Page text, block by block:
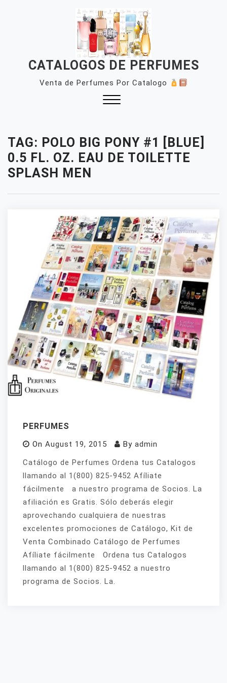
CATALOGOS DE PERFUMES
Venta de Perfumes Por Catalogo
TAG: POLO BIG PONY #1 [BLUE]
0.5 FL. OZ. EAU DE TOILETTE
SPLASH MEN
PERFUMES
On August 19, 2015 By admin
Catálogo de Perfumes Ordena tus Catalogos
llamando al 1(800) 825-9452 Afíliate
fácilmente a nuestro programa de Socios. La
afiliación es Gratis. Sólo deberás elegir
aprovechando cualquiera de nuestras
excelentes promociones de Catálogo, Kit de
Venta Combinado Catálogo de Perfumes
Afíliate fácilmente Ordena tus Catalogos
llamando al 1(800) 825-9452 a nuestro
programa de Socios. La.